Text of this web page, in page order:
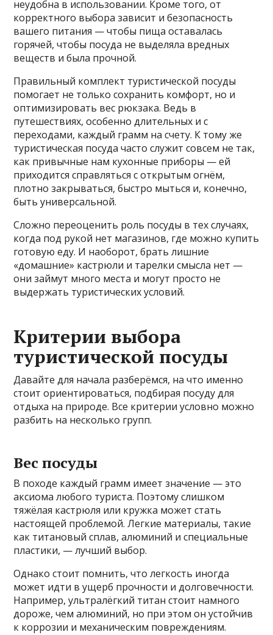
неудобна в использовании. Кроме того, от
корректного выбора зависит и безопасность
вашего питания — чтобы пища оставалась
горячей, чтобы посуда не выделяла вредных
веществ и была прочной.
Правильный комплект туристической посуды
помогает не только сохранить комфорт, но и
оптимизировать вес рюкзака. Ведь в
путешествиях, особенно длительных и с
переходами, каждый грамм на счету. К тому же
туристическая посуда часто служит совсем не так,
как привычные нам кухонные приборы — ей
приходится справляться с открытым огнём,
плотно закрываться, быстро мыться и, конечно,
быть универсальной.
Сложно переоценить роль посуды в тех случаях,
когда под рукой нет магазинов, где можно купить
готовую еду. И наоборот, брать лишние
«домашние» кастрюли и тарелки смысла нет —
они займут много места и могут просто не
выдержать туристических условий.
Критерии выбора
туристической посуды
Давайте для начала разберёмся, на что именно
стоит ориентироваться, подбирая посуду для
отдыха на природе. Все критерии условно можно
разбить на несколько групп.
Вес посуды
В походе каждый грамм имеет значение — это
аксиома любого туриста. Поэтому слишком
тяжёлая кастрюля или кружка может стать
настоящей проблемой. Легкие материалы, такие
как титановый сплав, алюминий и специальные
пластики, — лучший выбор.
Однако стоит помнить, что легкость иногда
может идти в ущерб прочности и долговечности.
Например, ультралёгкий титан стоит намного
дороже, чем алюминий, но при этом он устойчив
к коррозии и механическим повреждениям.